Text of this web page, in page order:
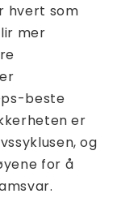
hvert som
mer
beste
er
og
for å